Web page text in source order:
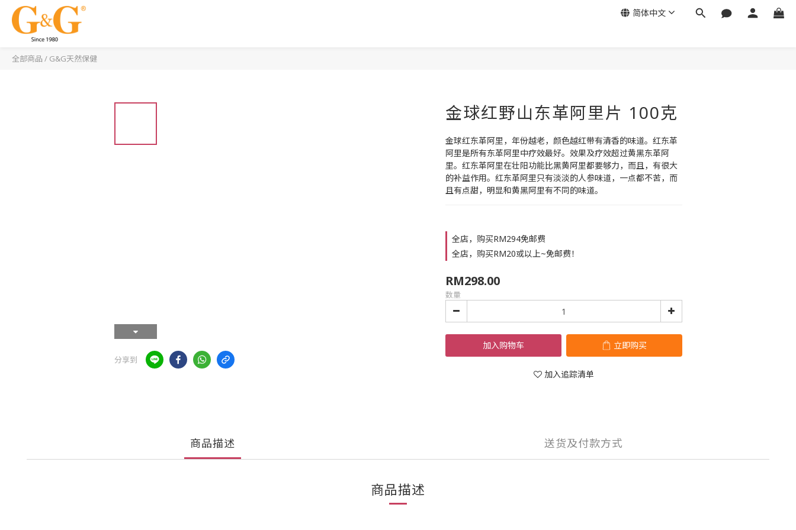
简体中文
全部商品 / G&G天然保健
分享到
金球红野山东革阿里片 100克
金球红东革阿里，年份越老，颜色越红带有清香的味道。红东革
阿里是所有东革阿里中疗效最好。效果及疗效超过黄黑东革阿
里。红东革阿里在壮阳功能比黑黄阿里都要够力，而且，有很大
的补益作用。红东革阿里只有淡淡的人参味道，一点都不苦，而
且有点甜，明显和黄黑阿里有不同的味道。
全店，购买RM294免邮费
全店，购买RM20或以上~免邮费！
RM298.00
数量
加入购物车 立即购买
加入追踪清单
商品描述 送货及付款方式
商品描述